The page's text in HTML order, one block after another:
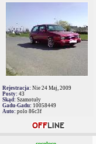
Rejestracja: Nie 24 Maj, 2009
Posty: 43
Skąd: Szamotuły
Gadu-Gadu: 10058449
Auto: polo 86c3f